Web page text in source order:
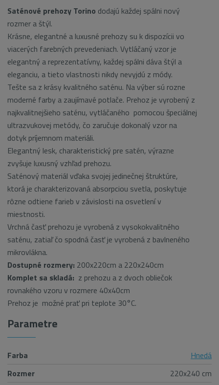
Saténové prehozy Torino dodajú každej spálni nový
rozmer a štýl.
Krásne, elegantné a luxusné prehozy su k dispozícii vo
viacerých farebných prevedeniach. Vytláčaný vzor je
elegantný a reprezentatívny, každej spálni dáva štýl a
eleganciu, a tieto vlastnosti nikdy nevyjdú z módy.
Tešte sa z krásy kvalitného saténu. Na výber sú rozne
moderné farby a zaujímavé potlače. Prehoz je vyrobený z
najkvalitnejšieho saténu, vytláčaného pomocou špeciálnej
ultrazvukovej metódy, čo zaručuje dokonalý vzor na
dotyk príjemnom materiáli.
Elegantný lesk, charakteristický pre satén, výrazne
zvyšuje luxusný vzhľad prehozu.
Saténový materiál vďaka svojej jedinečnej štruktúre,
ktorá je charakterizovaná absorpciou svetla, poskytuje
rôzne odtiene farieb v závislosti na osvetlení v
miestnosti.
Vrchná časť prehozu je vyrobená z vysokokvalitného
saténu, zatiaľ čo spodná časť je vyrobená z bavlneného
mikrovlákna.
Dostupné rozmery: 200x220cm a 220x240cm
Komplet sa skladá: z prehozu a z dvoch obliečok
rovnakého vzoru v rozmere 40x40cm
Prehoz je možné prať pri teplote 30°C.
Parametre
Farba
Hnedá
Rozmer
220x240 cm